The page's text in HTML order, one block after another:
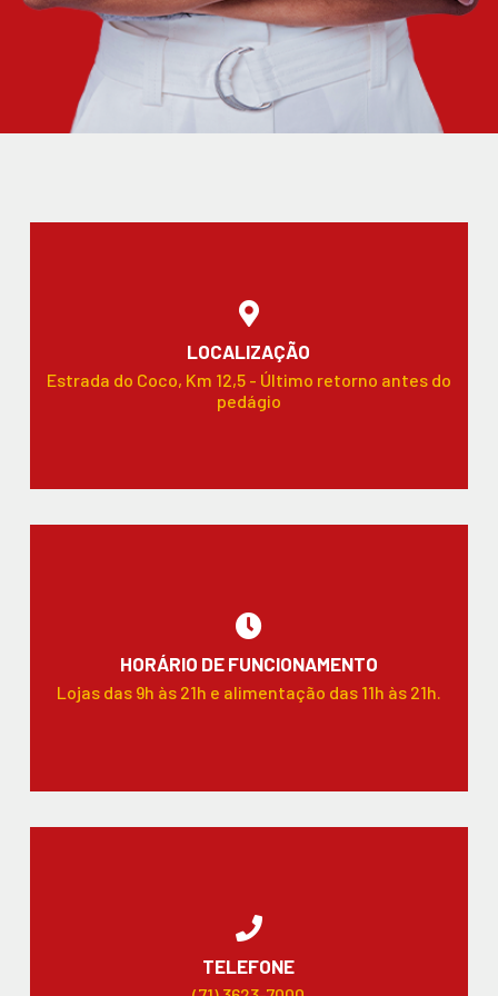
LOCALIZAÇÃO
Estrada do Coco, Km 12,5 - Último retorno antes do
pedágio
HORÁRIO DE FUNCIONAMENTO
Lojas das 9h às 21h e alimentação das 11h às 21h.
TELEFONE